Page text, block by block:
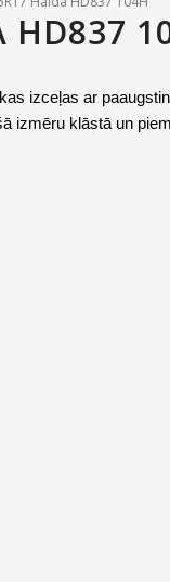
HD837
izceļas ar
izmēru klāstā un